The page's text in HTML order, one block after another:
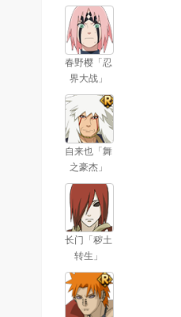
春野樱「忍
界大战」
自来也「舞
之豪杰」
长门「秽土
转生」